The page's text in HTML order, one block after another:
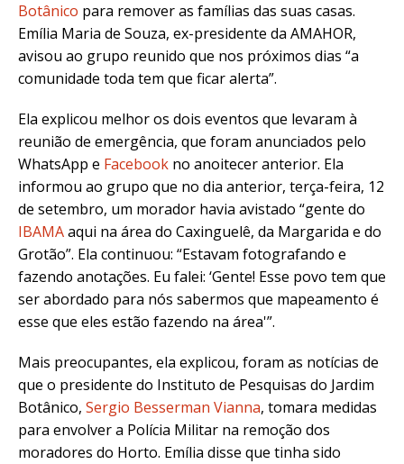
Botânico para remover as famílias das suas casas.
Emília Maria de Souza, ex-presidente da AMAHOR,
avisou ao grupo reunido que nos próximos dias “a
comunidade toda tem que ficar alerta”.
Ela explicou melhor os dois eventos que levaram à
reunião de emergência, que foram anunciados pelo
WhatsApp e Facebook no anoitecer anterior. Ela
informou ao grupo que no dia anterior, terça-feira, 12
de setembro, um morador havia avistado “gente do
IBAMAaqui na área do Caxinguelê, da Margarida e do
Grotão”. Ela continuou: “Estavam fotografando e
fazendo anotações. Eu falei: ‘Gente! Esse povo tem que
ser abordado para nós sabermos que mapeamento é
esse que eles estão fazendo na área'”.
Mais preocupantes, ela explicou, foram as notícias de
que o presidente do Instituto de Pesquisas do Jardim
Botânico, Sergio Besserman Vianna, tomara medidas
para envolver a Polícia Militar na remoção dos
moradores do Horto. Emília disse que tinha sido